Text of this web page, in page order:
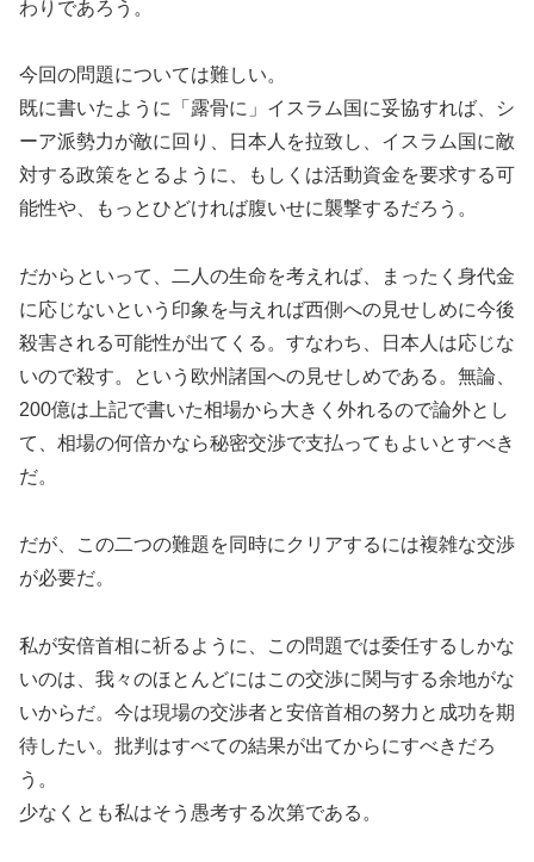
わりであろう。
今回の問題については難しい。
既に書いたように「露骨に」イスラム国に妥協すれば、シ
ーア派勢力が敵に回り、日本人を拉致し、イスラム国に敵
対する政策をとるように、もしくは活動資金を要求する可
能性や、もっとひどければ腹いせに襲撃するだろう。
だからといって、二人の生命を考えれば、まったく身代金
に応じないという印象を与えれば西側への見せしめに今後
殺害される可能性が出てくる。すなわち、日本人は応じな
いので殺す。という欧州諸国への見せしめである。無論、
200億は上記で書いた相場から大きく外れるので論外とし
て、相場の何倍かなら秘密交渉で支払ってもよいとすべき
だ。
だが、この二つの難題を同時にクリアするには複雑な交渉
が必要だ。
私が安倍首相に祈るように、この問題では委任するしかな
いのは、我々のほとんどにはこの交渉に関与する余地がな
いからだ。今は現場の交渉者と安倍首相の努力と成功を期
待したい。批判はすべての結果が出てからにすべきだろ
う。
少なくとも私はそう愚考する次第である。